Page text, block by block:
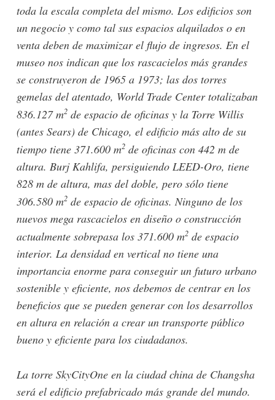
toda la escala completa del mismo. Los edificios son
un negocio y como tal sus espacios alquilados o en
venta deben de maximizar el flujo de ingresos. En el
museo nos indican que los rascacielos más grandes
se construyeron de 1965 a 1973; las dos torres
gemelas del atentado, World Trade Center totalizaban
836.127 m2de espacio de oficinas y la Torre Willis
(antes Sears) de Chicago, el edificio más alto de su
tiempo tiene 371.600 m2de oficinas con 442 m de
altura. Burj Kahlifa, persiguiendo LEED-Oro, tiene
828 m de altura, mas del doble, pero sólo tiene
306.580 m2de espacio de oficinas. Ninguno de los
nuevos mega rascacielos en diseño o construcción
actualmente sobrepasa los 371.600 m2de espacio
interior. La densidad en vertical no tiene una
importancia enorme para conseguir un futuro urbano
sostenible y eficiente, nos debemos de centrar en los
beneficios que se pueden generar con los desarrollos
en altura en relación a crear un transporte público
bueno y eficiente para los ciudadanos.
La torre SkyCityOne en la ciudad china de Changsha
será el edificio prefabricado más grande del mundo.